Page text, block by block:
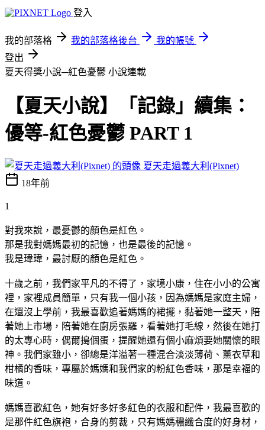
登入
我的部落格 我的部落格後台
我的帳號
登出
夏天得獎小說─紅色憂鬱 小說連載
【夏天小說】「記錄」續集：
優等-紅色憂鬱 PART 1
夏天走過義大利(Pixnet)
18年前
1
對我來說，最憂鬱的顏色是紅色。
那是我對媽媽最初的記憶，也是最後的記憶。
我是瑋瑋，最討厭的顏色是紅色。
十歲之前，我們家平凡的不得了，家境小康，住在小小的公寓
裡，家裡成員簡單，只有我一個小孩，因為媽媽是家庭主婦，
在還沒上學前，我最喜歡追著媽媽的裙擺，黏著她一整天，陪
著她上市場，陪著她在廚房張羅，看著她打毛線，然後在她打
的太專心時，偶爾搗個蛋，提醒她還有個小麻煩要她關懷的眼
神。我們家雖小，卻總是洋溢著一種混合淡淡薄荷、薰衣草和
柑橘的香味，專屬於媽媽和我們家的粉紅色香味，那是幸福的
味道。
媽媽喜歡紅色，她有好多好多紅色的衣服和配件，我最喜歡的
是那件紅色旗袍，合身的剪裁，只有媽媽穠纖合度的好身材，